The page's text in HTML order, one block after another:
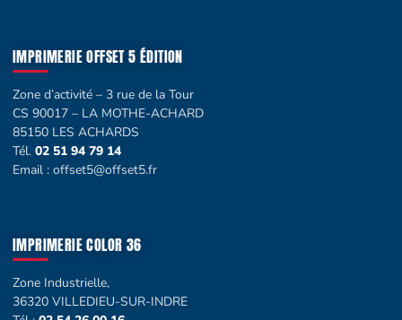
IMPRIMERIE OFFSET 5 ÉDITION
Zone d’activité – 3 rue de la Tour
CS 90017 – LA MOTHE-ACHARD
85150 LES ACHARDS
Tél. 02 51 94 79 14
Email : offset5@offset5.fr
IMPRIMERIE COLOR 36
Zone Industrielle,
36320 VILLEDIEU-SUR-INDRE